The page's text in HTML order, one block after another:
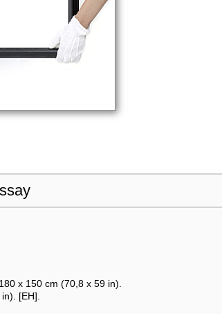
x 150 cm (70,8 x 59 in).
[EH].